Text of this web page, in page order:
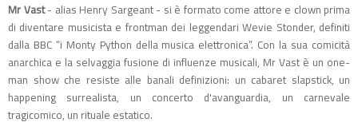
Mr Vast- alias Henry Sargeant - si è formato come attore e clown prima
di diventare musicista e frontman dei leggendari Wevie Stonder, definiti
dalla BBC “i Monty Python della musica elettronica”. Con la sua comicità
anarchica e la selvaggia fusione di influenze musicali, Mr Vast è un one-
man show che resiste alle banali definizioni: un cabaret slapstick, un
happening surrealista, un concerto d'avanguardia, un carnevale
tragicomico, un rituale estatico.